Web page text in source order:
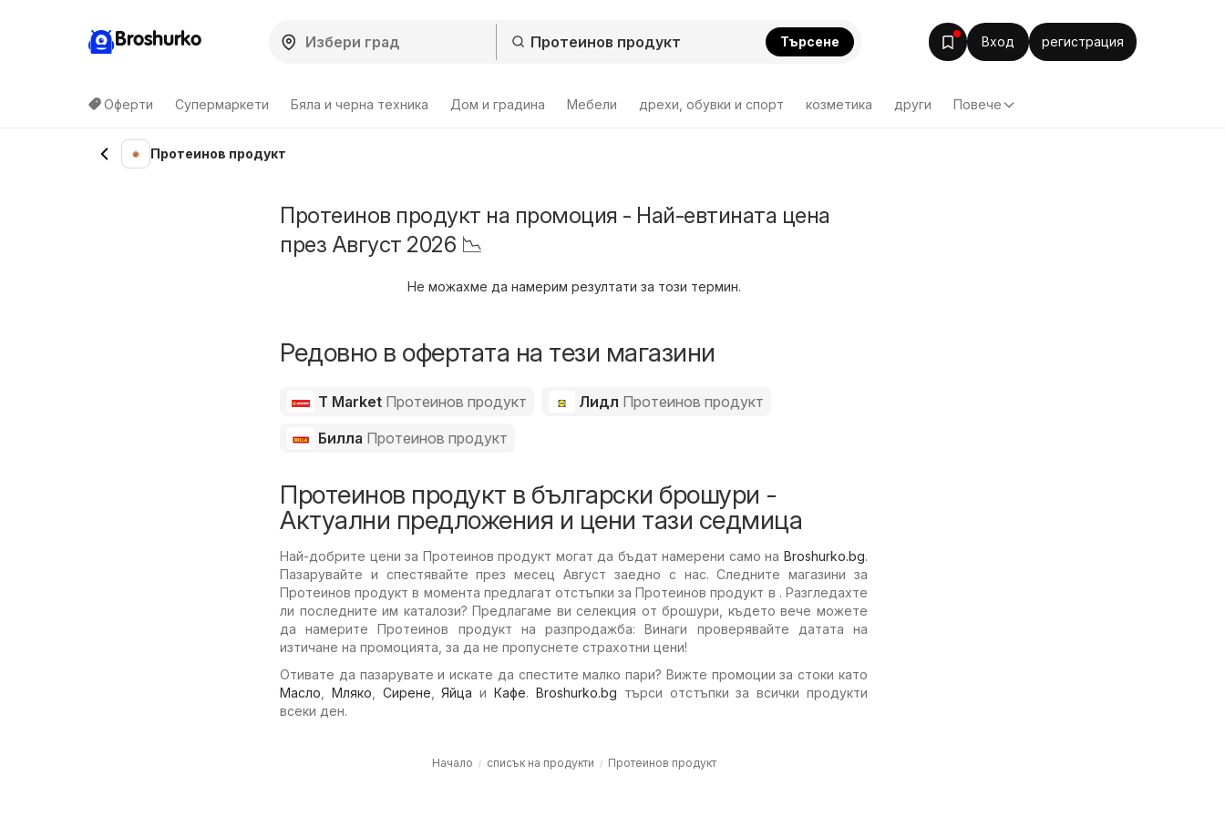
Broshurko Търсене Вход регистрация
Оферти Супермаркети Бяла и черна техника Дом и градина Мебели дрехи, обувки и спорт козметика други Повече
Протеинов продукт
Протеинов продукт на промоция - Най-евтината цена
през Август 2026 📉
Не можахме да намерим резултати за този термин.
Редовно в офертата на тези магазини
T Market Протеинов продукт Лидл Протеинов продукт
Билла Протеинов продукт
Протеинов продукт в български брошури -
Актуални предложения и цени тази седмица
Най-добрите цени за Протеинов продукт могат да бъдат намерени само на Broshurko.bg.
Пазарувайте и спестявайте през месец Август заедно с нас. Следните магазини за
Протеинов продукт в момента предлагат отстъпки за Протеинов продукт в . Разгледахте
ли последните им каталози? Предлагаме ви селекция от брошури, където вече можете
да намерите Протеинов продукт на разпродажба: Винаги проверявайте датата на
изтичане на промоцията, за да не пропуснете страхотни цени!
Отивате да пазарувате и искате да спестите малко пари? Вижте промоции за стоки като
Масло
Мляко Сирене ,Яйца иКафе. Broshurko.bg търси отстъпки за всички продукти
всеки ден.
Начало списък на продукти Протеинов продукт